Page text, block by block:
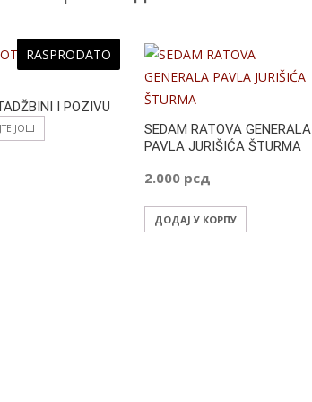
RASPRODATO
I POZIVU
ЈОШ
SEDAM RATOVA GENERALA
PAVLA JURIŠIĆA ŠTURMA
2.000 рсд
ДОДАЈ У КОРПУ